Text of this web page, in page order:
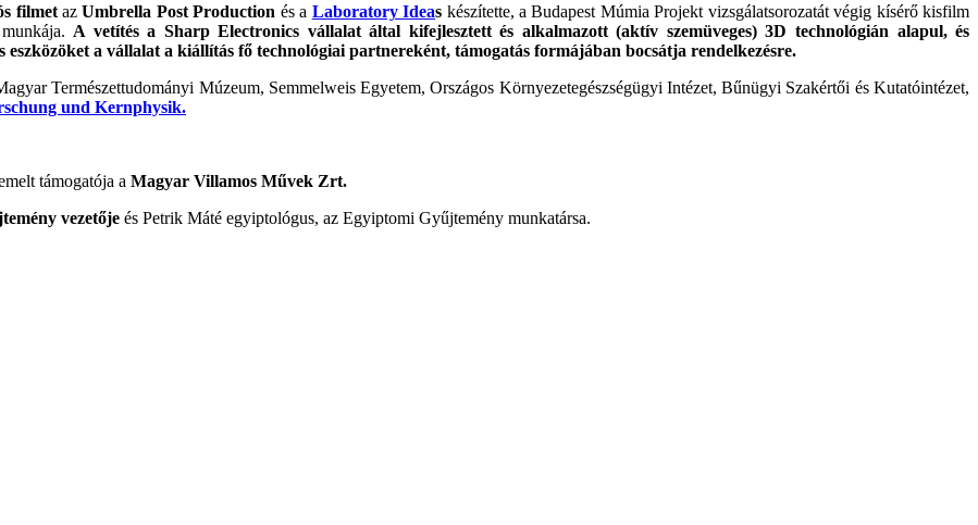
filmetazUmbrella Post Production és a Laboratory Ideas készítette, a Budapest Múmia Projekt vizsgálatsorozatát végig kísérő kisfilm
A vetítés a Sharp Electronics vállalat által kifejlesztett és alkalmazott (aktív szemüveges) 3D technológián alapul, és
eszközöket a vállalat a kiállítás fő technológiai partnereként, támogatás formájában bocsátja rendelkezésre.
Természettudományi Múzeum, Semmelweis Egyetem, Országos Környezetegészségügyi Intézet, Bűnügyi Szakértői és Kutatóintézet,
und Kernphysik.
támogatója a Magyar Villamos Művek Zrt.
vezetője és Petrik Máté egyiptológus, az Egyiptomi Gyűjtemény munkatársa.